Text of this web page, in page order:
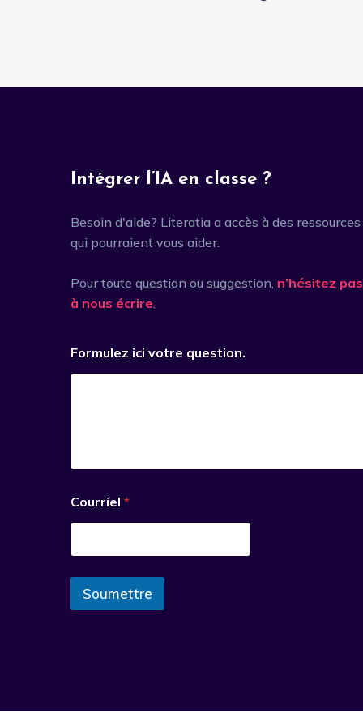
Intégrer l’IA en classe ?
Besoin d'aide? Literatia a accès à des ressources
qui pourraient vous aider.
Pour toute question ou suggestion, n’hésitez pas
à nous écrire.
Formulez ici votre question.
Courriel *
Soumettre